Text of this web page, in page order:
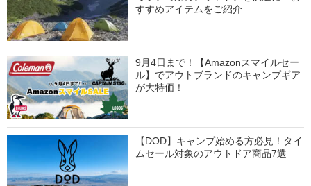
すすめアイテムをご紹介
9月4日まで！【Amazonスマイルセー
ル】でアウトブランドのキャンプギア
が大特価！
【DOD】キャンプ始める方必見！タイ
ムセール対象のアウトドア商品7選